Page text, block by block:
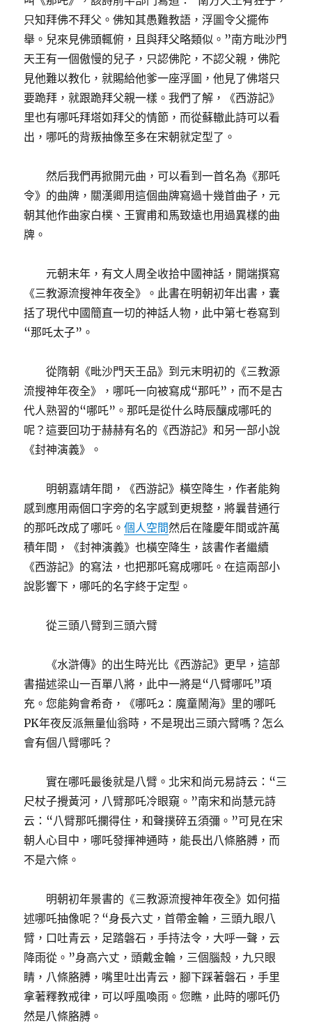
只知拜佛不拜父。佛知其愚難教語，浮圖令父擺佈
舉。兒來見佛頭輒俯，且與拜父略類似。”南方毗沙門
天王有一個傲慢的兒子，只認佛陀，不認父親，佛陀
見他難以教化，就賜給他爹一座浮圖，他見了佛塔只
要跪拜，就跟跪拜父親一樣。我們了解，《西游記》
里也有哪吒拜塔如拜父的情節，而從蘇轍此詩可以看
出，哪吒的背叛抽像至多在宋朝就定型了。
然后我們再掀開元曲，可以看到一首名為《那吒
令》的曲牌，關漢卿用這個曲牌寫過十幾首曲子，元
朝其他作曲家白樸、王實甫和馬致遠也用過異樣的曲
牌。
元朝末年，有文人周全收拾中國神話，開端撰寫
《三教源流搜神年夜全》。此書在明朝初年出書，囊
括了現代中國簡直一切的神話人物，此中第七卷寫到
“那吒太子”。
從隋朝《毗沙門天王品》到元末明初的《三教源
流搜神年夜全》，哪吒一向被寫成“那吒”，而不是古
代人熟習的“哪吒”。那吒是從什么時辰釀成哪吒的
呢？這要回功于赫赫有名的《西游記》和另一部小說
《封神演義》。
明朝嘉靖年間，《西游記》橫空降生，作者能夠
感到應用兩個口字旁的名字感到更規整，將曩昔通行
的那吒改成了哪吒。個人空間然后在隆慶年間或許萬
積年間，《封神演義》也橫空降生，該書作者繼續
《西游記》的寫法，也把那吒寫成哪吒。在這兩部小
說影響下，哪吒的名字終于定型。
從三頭八臂到三頭六臂
《水滸傳》的出生時光比《西游記》更早，這部
書描述梁山一百單八將，此中一將是“八臂哪吒”項
充。您能夠會希奇，《哪吒2：魔童鬧海》里的哪吒
PK年夜反派無量仙翁時，不是現出三頭六臂嗎？怎么
會有個八臂哪吒？
實在哪吒最後就是八臂。北宋和尚元易詩云：“三
尺杖子攪黃河，八臂那吒冷眼窺。”南宋和尚慧元詩
云：“八臂那吒攔得住，和聲撲碎五須彌。”可見在宋
朝人心目中，哪吒發揮神通時，能長出八條胳膊，而
不是六條。
明朝初年景書的《三教源流搜神年夜全》如何描
述哪吒抽像呢？“身長六丈，首帶金輪，三頭九眼八
臂，口吐青云，足踏磐石，手持法令，大呼一聲，云
降雨從。”身高六丈，頭戴金輪，三個腦殼，九只眼
睛，八條胳膊，嘴里吐出青云，腳下踩著磐石，手里
拿著釋教戒律，可以呼風喚雨。您瞧，此時的哪吒仍
然是八條胳膊。